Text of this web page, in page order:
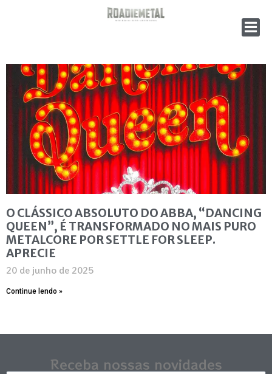
O CLÁSSICO ABSOLUTO DO ABBA, “DANCING
QUEEN”, É TRANSFORMADO NO MAIS PURO
METALCORE POR SETTLE FOR SLEEP.
APRECIE
20 de junho de 2025
Continue lendo »
Receba nossas novidades